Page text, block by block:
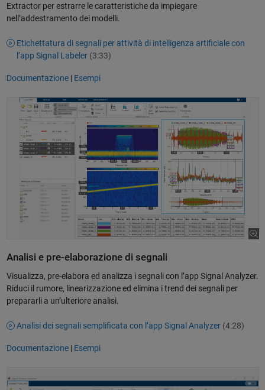
Extractor per estrarre le caratteristiche da impiegare
nell’addestramento dei modelli.
Etichettatura di segnali per attività di intelligenza artificiale con
l’app Signal Labeler (3:33)
Documentazione| Esempi
Analisi e pre-elaborazione di segnali
Visualizza, pre-elabora ed analizza i segnali con l’app Signal Analyzer.
Riduci il rumore, linearizzazione ed elimina i trend dei segnali per
prepararli a un’ulteriore analisi.
Analisi dei segnali semplificata con l’app Signal Analyzer (4:28)
Documentazione| Esempi